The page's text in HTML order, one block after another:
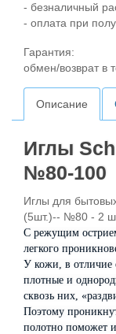
- безналичный
- оплата при
Гарантия:
обмен/возврат в
Описание
Иглы
№80-100
Иглы для
(5шт.)-- №80 - 2
С режущим
легкого
У кожи, в отличие
плотные и
сквозь них,
Поэтому
полотно поможет